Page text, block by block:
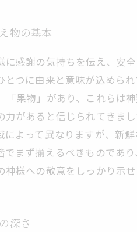
物の基本
感謝の気持ちを伝え、安
つに由来と意味が込めら
果物」があり、これらは
があると信じられてきま
よって異なりますが、新
まず揃えるべきものであ
様への敬意をしっかり示せ
深さ